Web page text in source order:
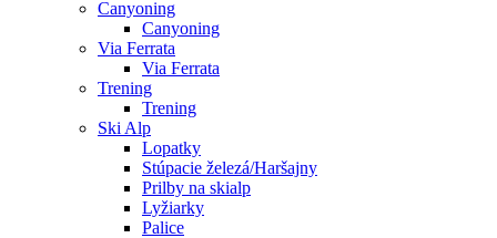
Canyoning
Canyoning
Via Ferrata
Via Ferrata
Trening
Trening
Ski Alp
Lopatky
Stúpacie železá/Haršajny
Prilby na skialp
Lyžiarky
Palice